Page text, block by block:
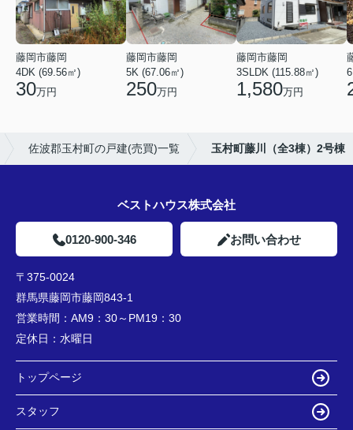
藤岡市藤岡
4DK (69.56㎡)
30万円
藤岡市藤岡
5K (67.06㎡)
250万円
藤岡市藤岡
3SLDK (115.88㎡)
1,580万円
佐波郡玉村町の戸建(売買)一覧 玉村町藤川（全3棟）2号棟
ベストハウス株式会社
0120-900-346 お問い合わせ
〒375-0024
群馬県藤岡市藤岡843-1
営業時間： AM9：30～PM19：30
定休日： 水曜日
トップページ
スタッフ